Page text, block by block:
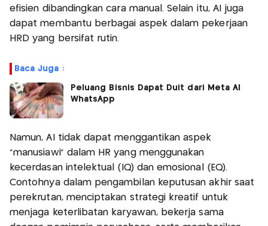
efisien dibandingkan cara manual. Selain itu, AI juga
dapat membantu berbagai aspek dalam pekerjaan
HRD yang bersifat rutin.
Baca Juga :
Peluang Bisnis Dapat Duit dari Meta AI
WhatsApp
Namun, AI tidak dapat menggantikan aspek
“manusiawi” dalam HR yang menggunakan
kecerdasan intelektual (IQ) dan emosional (EQ).
Contohnya dalam pengambilan keputusan akhir saat
perekrutan, menciptakan strategi kreatif untuk
menjaga keterlibatan karyawan, bekerja sama